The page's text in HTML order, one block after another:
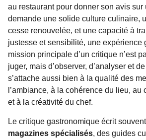
au restaurant pour donner son avis sur
demande une solide culture culinaire,
cesse renouvelée, et une capacité à
justesse et sensibilité, une expérience
mission principale d’un critique n’est
juger, mais d’observer, d’analyser et
s’attache aussi bien à la qualité des
l’ambiance, à la cohérence du lieu, au
et à la créativité du chef.
Le critique gastronomique écrit
magazines spécialisés, des guides